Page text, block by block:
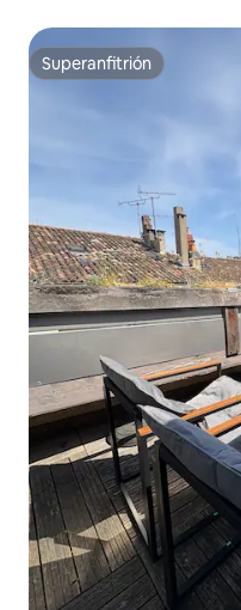
Superanfitrión
Superanfitrión